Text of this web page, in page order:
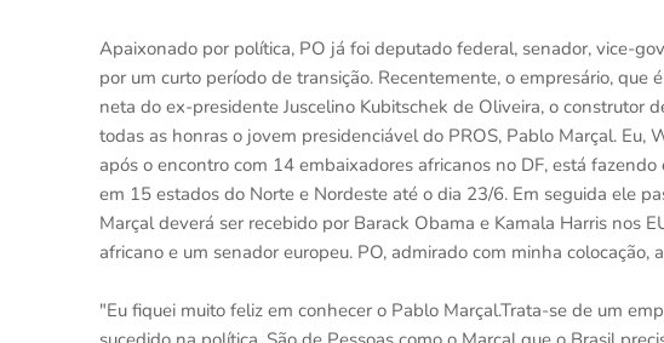
Apaixonado por política, PO já foi deputado federal, senador, vice-
por um curto período de transição. Recentemente, o empresário, que
neta do ex-presidente Juscelino Kubitschek de Oliveira, o construtor
todas as honras o jovem presidenciável do PROS, Pablo Marçal. Eu,
após o encontro com 14 embaixadores africanos no DF, está
em 15 estados do Norte e Nordeste até o dia 23/6. Em seguida ele
Marçal deverá ser recebido por Barack Obama e Kamala Harris nos
africano e um senador europeu. PO, admirado com minha colocação,
"Eu fiquei muito feliz em conhecer o Pablo Marçal.Trata-se de um